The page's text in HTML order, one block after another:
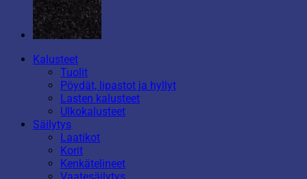
Kalusteet
Tuolit
Pöydät, lipastot ja hyllyt
Lasten kalusteet
Ulkokalusteet
Säilytys
Laatikot
Korit
Kenkätelineet
Vaatesäilytys